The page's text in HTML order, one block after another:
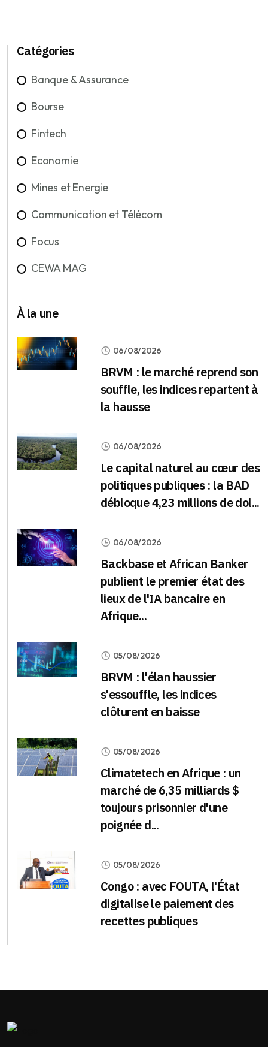
Catégories
Banque & Assurance
Bourse
Fintech
Economie
Mines et Energie
Communication et Télécom
Focus
CEWA MAG
À la une
06/08/2026
BRVM : le marché reprend son
souffle, les indices repartent à
la hausse
06/08/2026
Le capital naturel au cœur des
politiques publiques : la BAD
débloque 4,23 millions de dol...
06/08/2026
Backbase et African Banker
publient le premier état des
lieux de l'IA bancaire en
Afrique...
05/08/2026
BRVM : l'élan haussier
s'essouffle, les indices
clôturent en baisse
05/08/2026
Climatetech en Afrique : un
marché de 6,35 milliards $
toujours prisonnier d'une
poignée d...
05/08/2026
Congo : avec FOUTA, l'État
digitalise le paiement des
recettes publiques